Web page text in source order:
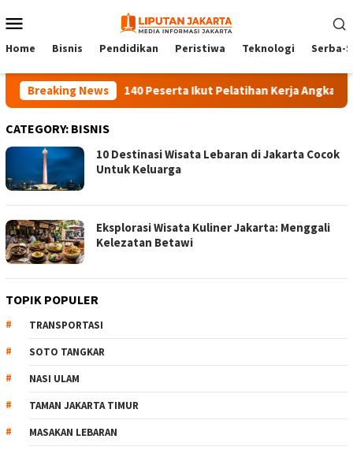
to
Menu
Home Bisnis Pendidikan Peristiwa Teknologi Serba-
Breaking News140 Peserta Ikut Pelatihan Kerja Angkatan 1
CATEGORY: BISNIS
10 Destinasi Wisata Lebaran di Jakarta Cocok
Untuk Keluarga
Eksplorasi Wisata Kuliner Jakarta: Menggali
Kelezatan Betawi
TOPIK POPULER
TRANSPORTASI
SOTO TANGKAR
NASI ULAM
TAMAN JAKARTA TIMUR
MASAKAN LEBARAN